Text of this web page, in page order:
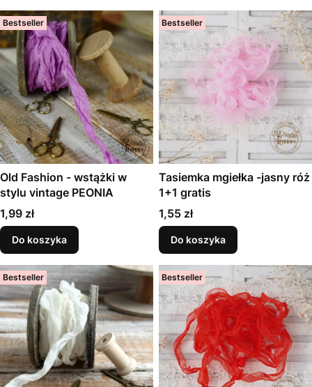
Bestseller
Old Fashion - wstążki w
stylu vintage PEONIA
Cena
1,99 zł
Do koszyka
Bestseller
Tasiemka mgiełka -jasny róż
1+1 gratis
Cena
1,55 zł
Do koszyka
Bestseller Bestseller